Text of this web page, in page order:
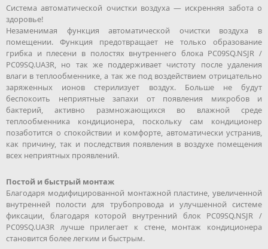
Система автоматической очистки воздуха — искренняя забота о
здоровье!
Незаменимая функция автоматической очистки воздуха в
помещении. Функция предотвращает не только образование
грибка и плесени в полостях внутреннего блока PC09SQ.NSJR /
PC09SQ.UA3R, но так же поддерживает чистоту после удаления
влаги в теплообменнике, а так же под воздействием отрицательно
заряженных ионов стерилизует воздух. Больше не будут
беспокоить неприятные запахи от появления микробов и
бактерий, активно размножающихся во влажной среде
теплообменника кондиционера, поскольку сам кондиционер
позаботится о спокойствии и комфорте, автоматически устранив,
как причину, так и последствия появления в воздухе помещения
всех неприятных проявлений.
Постой и быстрый монтаж
Благодаря модифицированной монтажной пластине, увеличенной
внутренней полости для трубопровода и улучшенной системе
фиксации, благодаря которой внутренний блок PC09SQ.NSJR /
PC09SQ.UA3R лучше прилегает к стене, монтаж кондиционера
становится более легким и быстрым.